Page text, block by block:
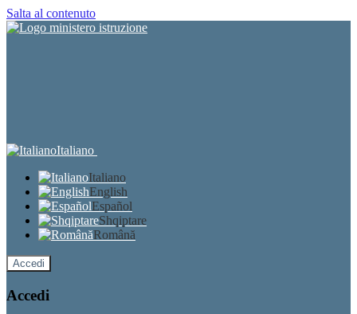
Salta al contenuto
Italiano
Italiano
English
Español
Shqiptare
Română
Accedi
Accedi